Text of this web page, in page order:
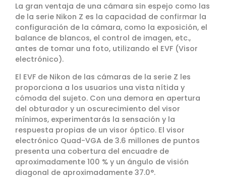
La gran ventaja de una cámara sin espejo como las
de la serie Nikon Z es la capacidad de confirmar la
configuración de la cámara, como la exposición, el
balance de blancos, el control de imagen, etc.,
antes de tomar una foto, utilizando el EVF (Visor
electrónico).
El EVF de Nikon de las cámaras de la serie Z les
proporciona a los usuarios una vista nítida y
cómoda del sujeto. Con una demora en apertura
del obturador y un oscurecimiento del visor
mínimos, experimentarás la sensación y la
respuesta propias de un visor óptico. El visor
electrónico Quad-VGA de 3.6 millones de puntos
presenta una cobertura del encuadre de
aproximadamente 100 % y un ángulo de visión
diagonal de aproximadamente 37.0°.